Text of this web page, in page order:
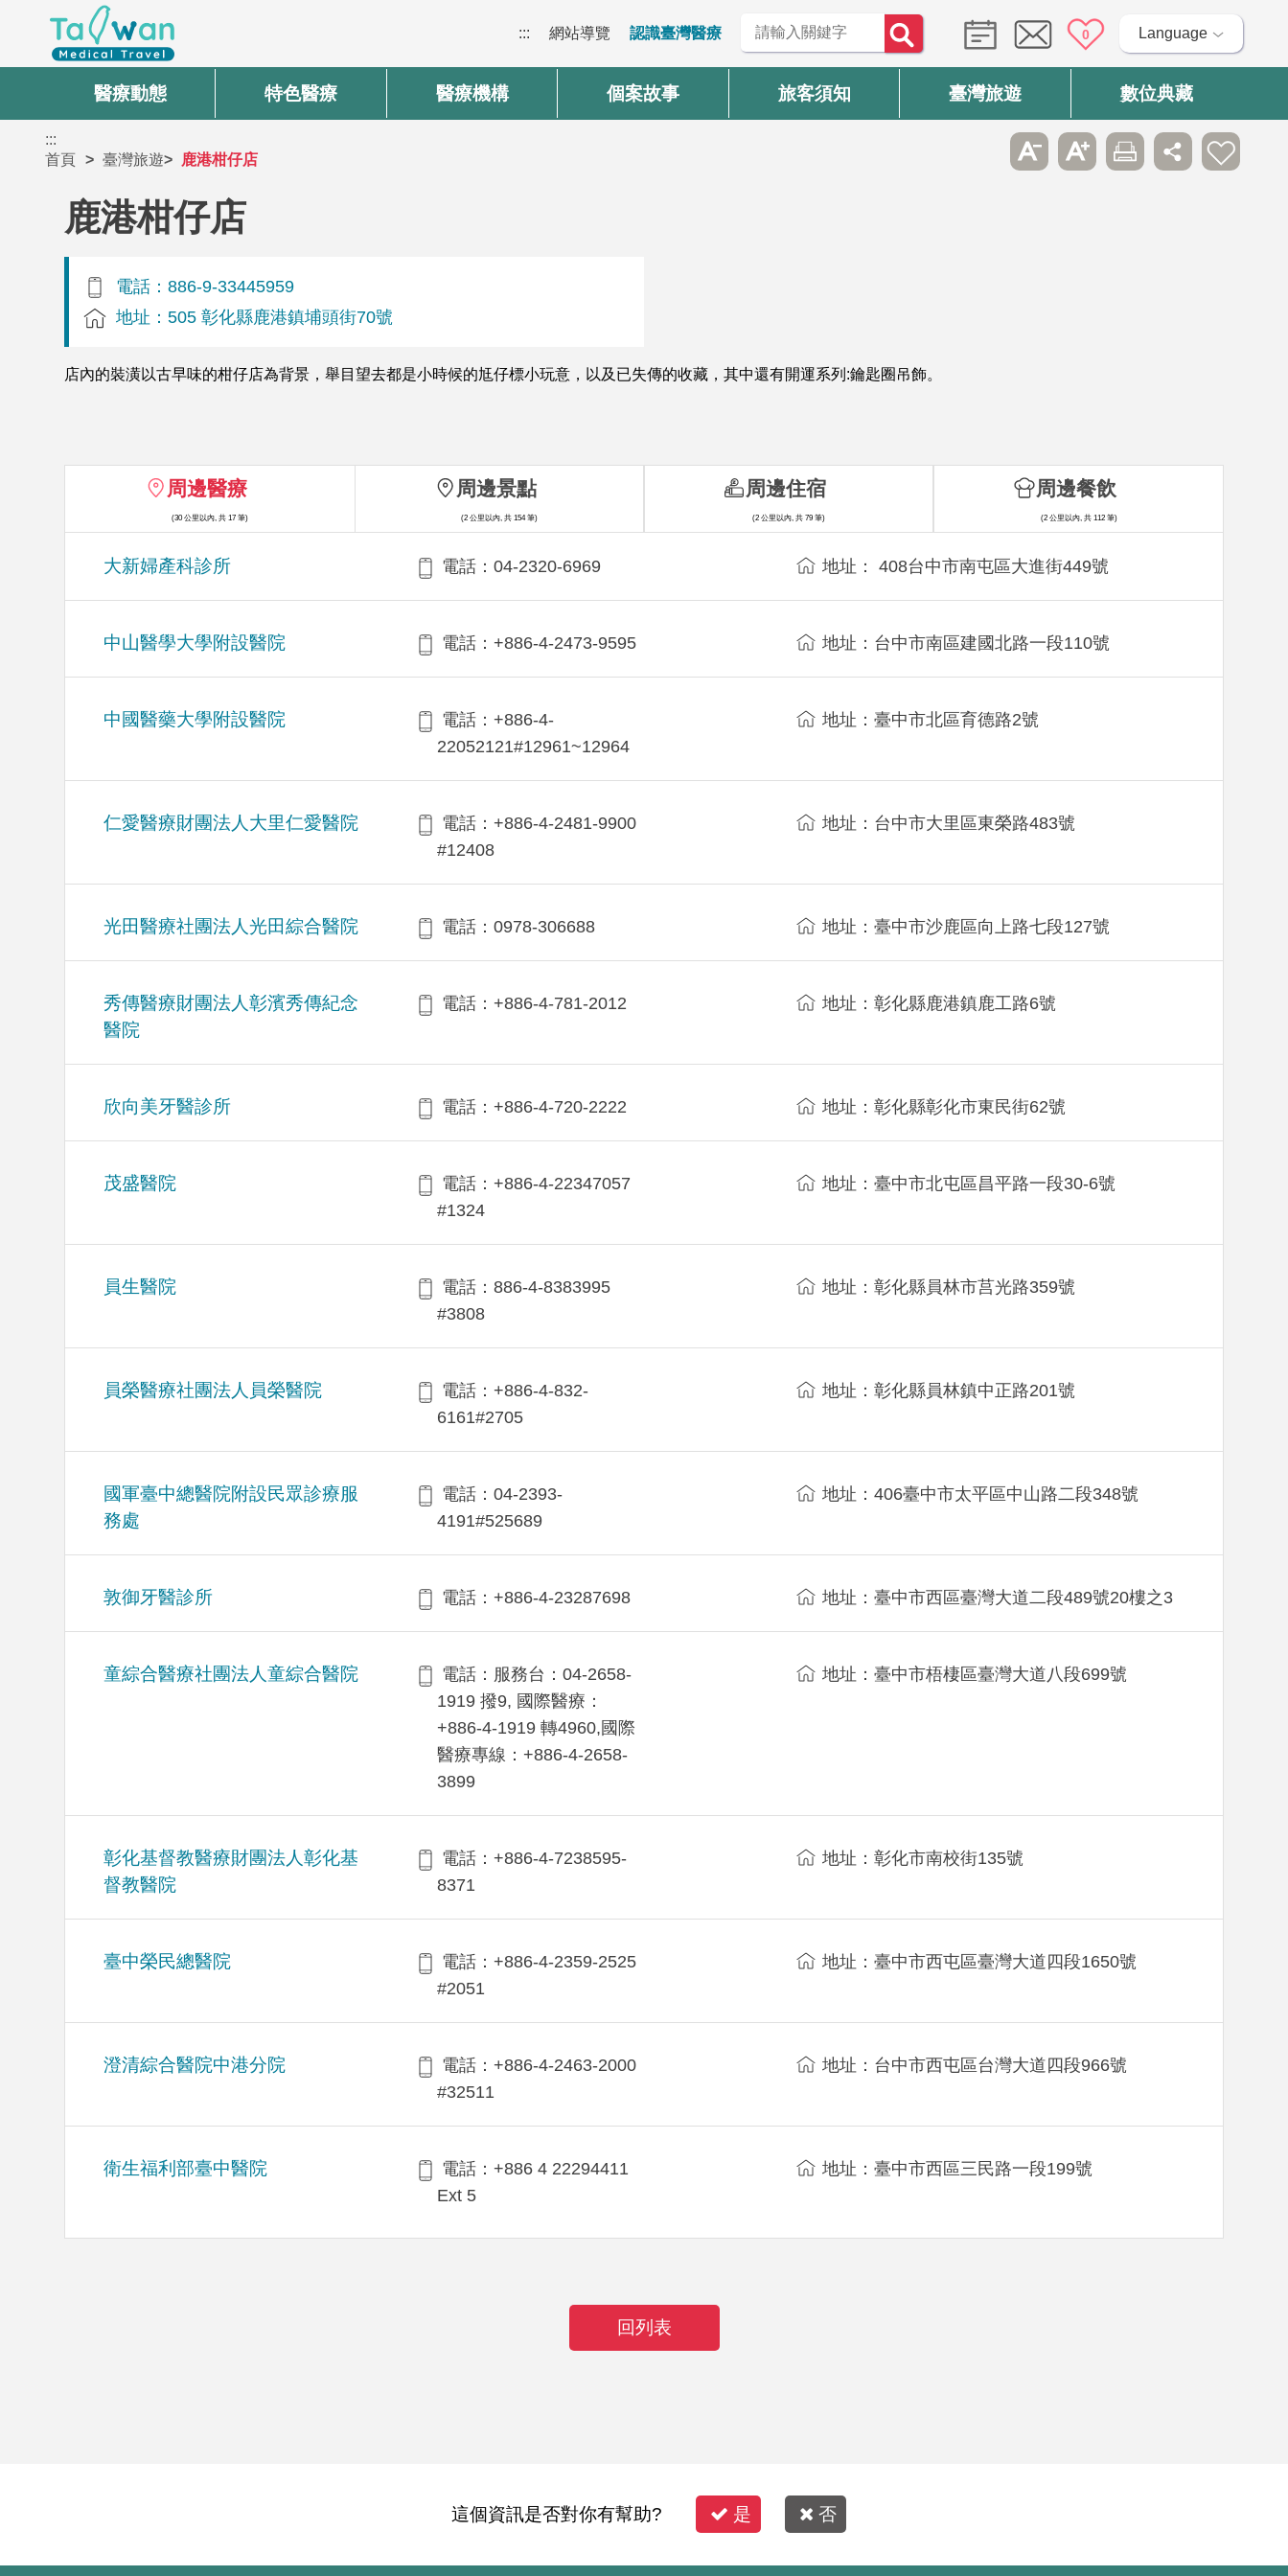
::: 網站導覽 認識臺灣醫療 0 Language
醫療動態 特色醫療 醫療機構 個案故事 旅客須知 臺灣旅遊 數位典藏
:::
首頁
臺灣旅遊 鹿港柑仔店
鹿港柑仔店
電話：886-9-33445959
地址：505 彰化縣鹿港鎮埔頭街70號
店內的裝潢以古早味的柑仔店為背景，舉目望去都是小時候的尪仔標小玩意，以及已失傳的收藏，其中還有開運系列:鑰匙圈吊飾。
周邊醫療
(30 公里以內, 共 17 筆)
大新婦產科診所 電話：04-2320-6969 地址： 408台中市南屯區大進街449號
中山醫學大學附設醫院 電話：+886-4-2473-9595 地址：台中市南區建國北路一段110號
中國醫藥大學附設醫院
電話：+886-4-
22052121#12961~12964
地址：臺中市北區育德路2號
仁愛醫療財團法人大里仁愛醫院
電話：+886-4-2481-9900
#12408
地址：台中市大里區東榮路483號
光田醫療社團法人光田綜合醫院 電話：0978-306688 地址：臺中市沙鹿區向上路七段127號
秀傳醫療財團法人彰濱秀傳紀念
醫院
電話：+886-4-781-2012 地址：彰化縣鹿港鎮鹿工路6號
欣向美牙醫診所 電話：+886-4-720-2222 地址：彰化縣彰化市東民街62號
茂盛醫院
電話：+886-4-22347057
#1324
地址：臺中市北屯區昌平路一段30-6號
員生醫院
電話：886-4-8383995
#3808
地址：彰化縣員林市莒光路359號
員榮醫療社團法人員榮醫院
電話：+886-4-832-
6161#2705
地址：彰化縣員林鎮中正路201號
國軍臺中總醫院附設民眾診療服
務處
電話：04-2393-
4191#525689
地址：406臺中市太平區中山路二段348號
敦御牙醫診所 電話：+886-4-23287698 地址：臺中市西區臺灣大道二段489號20樓之3
童綜合醫療社團法人童綜合醫院
電話：服務台：04-2658-
1919 撥9, 國際醫療：
+886-4-1919 轉4960,國際
醫療專線：+886-4-2658-
3899
地址：臺中市梧棲區臺灣大道八段699號
彰化基督教醫療財團法人彰化基
督教醫院
電話：+886-4-7238595-
8371
地址：彰化市南校街135號
臺中榮民總醫院
電話：+886-4-2359-2525
#2051
地址：臺中市西屯區臺灣大道四段1650號
澄清綜合醫院中港分院
電話：+886-4-2463-2000
#32511
地址：台中市西屯區台灣大道四段966號
衛生福利部臺中醫院
電話：+886 4 22294411
Ext 5
地址：臺中市西區三民路一段199號
周邊景點
(2 公里以內, 共 154 筆)
周邊住宿
(2 公里以內, 共 79 筆)
周邊餐飲
(2 公里以內, 共 112 筆)
回列表
這個資訊是否對你有幫助? 是 否